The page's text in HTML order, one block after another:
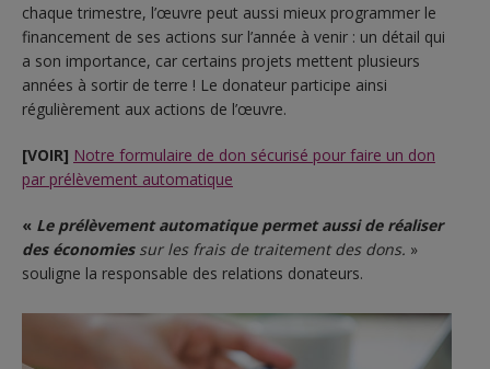
chaque trimestre, l’œuvre peut aussi mieux programmer le
financement de ses actions sur l’année à venir : un détail qui
a son importance, car certains projets mettent plusieurs
années à sortir de terre ! Le donateur participe ainsi
régulièrement aux actions de l’œuvre.
[VOIR] Notre formulaire de don sécurisé pour faire un don
par prélèvement automatique
« Le prélèvement automatique permet aussi de réaliser
des économiessur les frais de traitement des dons. »
souligne la responsable des relations donateurs.